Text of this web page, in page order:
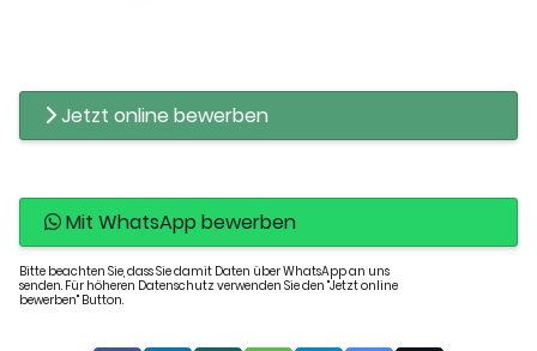
Jetzt online bewerben
Mit WhatsApp bewerben
Bitte beachten Sie, dass Sie damit Daten über WhatsApp an uns
senden. Für höheren Datenschutz verwenden Sie den "Jetzt online
bewerben" Button.